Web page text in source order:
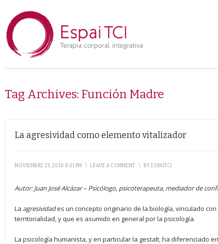
Tag Archives: Función Madre
La agresividad como elemento vitalizador
NOVIEMBRE 23, 2018 8:01 PM \ LEAVE A COMMENT \ BYESPAITCI
Autor:Juan José Alcázar– Psicólogo, psicoterapeuta, mediador de
La agresividades un concepto originario de la biología, vinculado
territorialidad, y que es asumido en general por la psicología.
La psicología humanista, y en particular la gestalt, ha diferenciado